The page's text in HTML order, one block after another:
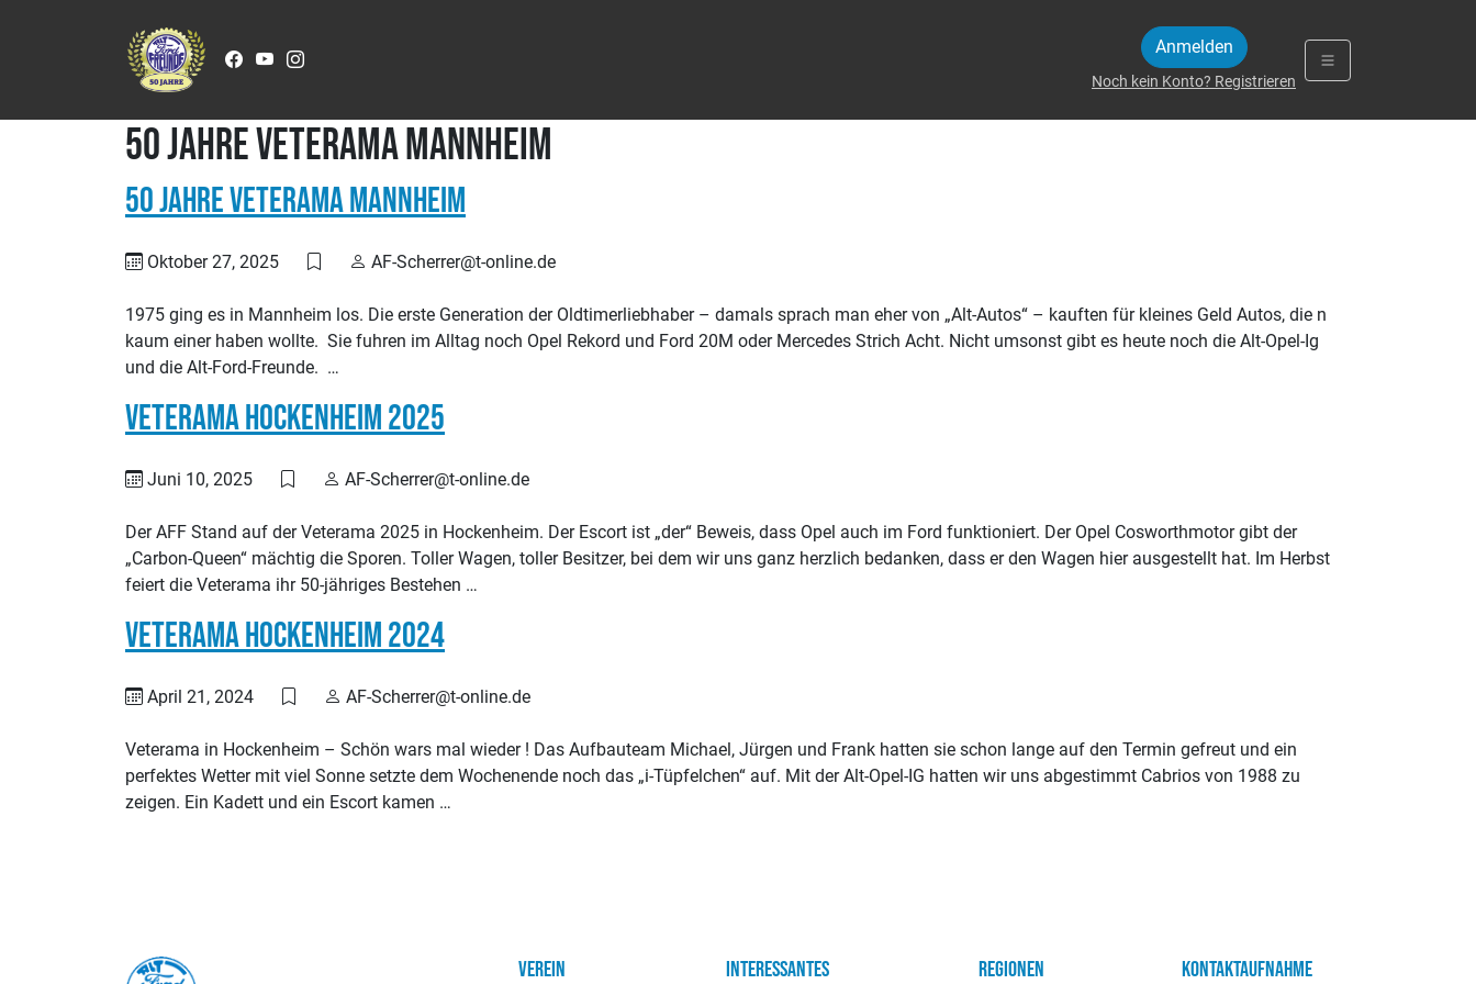
Anmelden
Noch kein Konto? Registrieren
50 Jahre Veterama Mannheim
50 Jahre Veterama Mannheim
Oktober 27, 2025 AF-Scherrer@t-online.de
1975 ging es in Mannheim los. Die erste Generation der Oldtimerliebhaber – damals sprach man eher von „Alt-Autos“ – kauften für kleines Geld Autos, die n
kaum einer haben wollte. Sie fuhren im Alltag noch Opel Rekord und Ford 20M oder Mercedes Strich Acht. Nicht umsonst gibt es heute noch die Alt-Opel-Ig
und die Alt-Ford-Freunde. …
Veterama Hockenheim 2025
Juni 10, 2025 AF-Scherrer@t-online.de
Der AFF Stand auf der Veterama 2025 in Hockenheim. Der Escort ist „der“ Beweis, dass Opel auch im Ford funktioniert. Der Opel Cosworthmotor gibt der
„Carbon-Queen“ mächtig die Sporen. Toller Wagen, toller Besitzer, bei dem wir uns ganz herzlich bedanken, dass er den Wagen hier ausgestellt hat. Im Herbst
feiert die Veterama ihr 50-jähriges Bestehen …
Veterama Hockenheim 2024
April 21, 2024 AF-Scherrer@t-online.de
Veterama in Hockenheim – Schön wars mal wieder ! Das Aufbauteam Michael, Jürgen und Frank hatten sie schon lange auf den Termin gefreut und ein
perfektes Wetter mit viel Sonne setzte dem Wochenende noch das „i-Tüpfelchen“ auf. Mit der Alt-Opel-IG hatten wir uns abgestimmt Cabrios von 1988 zu
zeigen. Ein Kadett und ein Escort kamen …
VEREIN INTERESSANTES REGIONEN KONTAKTAUFNAHME